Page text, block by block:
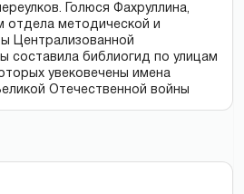
Голюся Фахруллина,
отдела методической и
Централизованной
составила библиогид по улицам
увековечены имена
Отечественной войны